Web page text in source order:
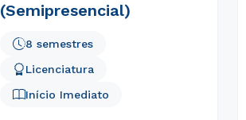
(Semipresencial)
8 semestres
Licenciatura
Início Imediato